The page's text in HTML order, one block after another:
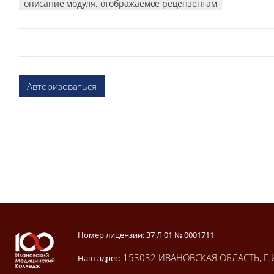
описание модуля, отображаемое рецензентам
Авторизоваться
Блоки
Номер лицензии: 37 Л 01 № 0001711
Наш адрес: 153032 ИВАНОВСКАЯ ОБЛАСТЬ,